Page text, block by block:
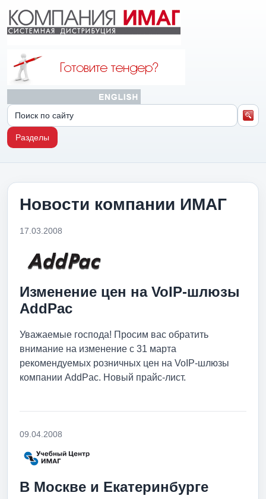
Разделы
Новости компании ИМАГ
17.03.2008
Изменение цен на VoIP-шлюзы
AddPac
Уважаемые господа! Просим вас обратить
внимание на изменение с 31 марта
рекомендуемых розничных цен на VoIP-шлюзы
компании AddPac. Новый прайс-лист.
09.04.2008
В Москве и Екатеринбурге